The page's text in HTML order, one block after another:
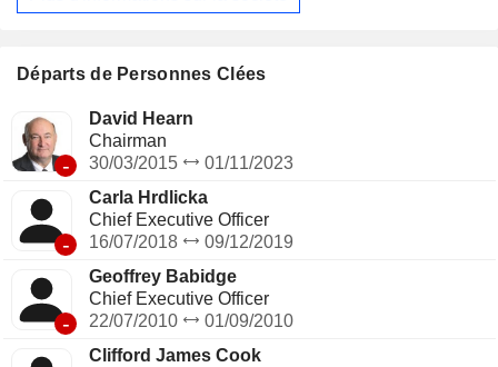
aux adultes et aux femmes enceintes par l’intermédiaire de
au détail en Australie et en Nouvelle-Zélande. Son segment
laits infantiles en poudre (IMF) aux États-Unis d’Amérique et
de lait liquide au Canada. Son segment Mataura Valley Milk
comprend la production de produits nutritionnels et
d’ingrédients pour a2MC et d’autres clients externes sur les
marchés étrangers.
Départs de Personnes Clées
-
David Hearn
Chairman
30/03/2015
01/11/2023
-
Carla Hrdlicka
Chief Executive Officer
16/07/2018
09/12/2019
-
Geoffrey Babidge
Chief Executive Officer
22/07/2010
01/09/2010
Clifford James Cook